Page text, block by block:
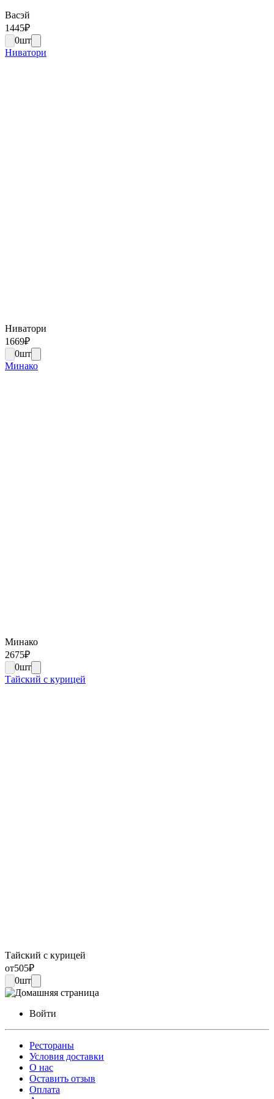
Васэй
1445₽
0шт
Ниватори
Ниватори
1669₽
0шт
Минако
Минако
2675₽
0шт
Тайский с курицей
Тайский с курицей
от505₽
0шт
Войти
Рестораны
Условия доставки
О нас
Оставить отзыв
Оплата